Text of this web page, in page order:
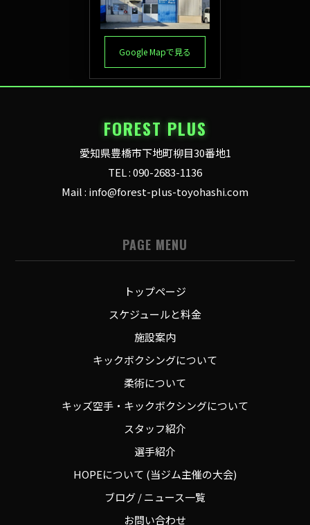
Google Mapで見る
FOREST PLUS
愛知県豊橋市下地町柳目30番地1
TEL : 090-2683-1136
Mail : info@forest-plus-toyohashi.com
PAGE MENU
トップページ
スケジュールと料金
施設案内
キックボクシングについて
柔術について
キッズ空手・キックボクシングについて
スタッフ紹介
選手紹介
HOPEについて (当ジム主催の大会)
ブログ / ニュース一覧
お問い合わせ